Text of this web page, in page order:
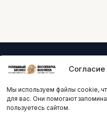
Мы используем файлы cookie,
для вас. Они помогают
пользуетесь сайтом.
ТЕХНОЛОГИИ И
ИННОВАЦИИ
Стартапы и исследования